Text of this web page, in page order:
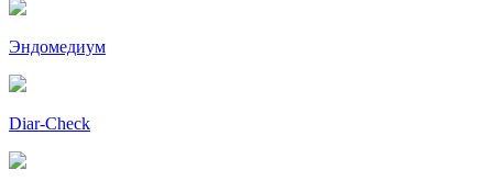
Эндомедиум
Diar-Cheсk